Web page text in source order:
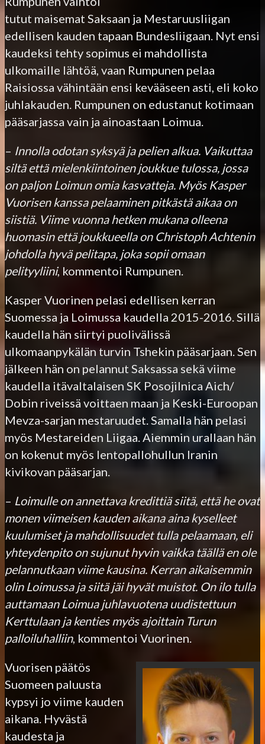
tutut maisemat Saksaan ja Mestaruusliigan
edellisen kauden tapaan Bundesliigaan. Nyt ensi
kaudeksi tehty sopimus ei mahdollista
ulkomaille lähtöä, vaan Rumpunen pelaa
Raisiossa vähintään ensi kevääseen asti, eli koko
juhlakauden. Rumpunen on edustanut kotimaan
pääsarjassa vain ja ainoastaan Loimua.
– Innolla odotan syksyä ja pelien alkua. Vaikuttaa
siltä että mielenkiintoinen joukkue tulossa, jossa
on paljon Loimun omia kasvatteja. Myös Kasper
Vuorisen kanssa pelaaminen pitkästä aikaa on
siistiä. Viime vuonna hetken mukana olleena
huomasin että joukkueella on Christoph Achtenin
johdolla hyvä pelitapa, joka sopii omaan
pelityyliini, kommentoi Rumpunen.
Kasper Vuorinen pelasi edellisen kerran
Suomessa ja Loimussa kaudella 2015-2016. Sillä
kaudella hän siirtyi puolivälissä
ulkomaanpykälän turvin Tshekin pääsarjaan. Sen
jälkeen hän on pelannut Saksassa sekä viime
kaudella itävaltalaisen SK Posojilnica Aich/
Dobin riveissä voittaen maan ja Keski-Euroopan
Mevza-sarjan mestaruudet. Samalla hän pelasi
myös Mestareiden Liigaa. Aiemmin urallaan hän
on kokenut myös lentopallohullun Iranin
kivikovan pääsarjan.
– Loimulle on annettava kredittiä siitä, että he ovat
monen viimeisen kauden aikana aina kyselleet
kuulumiset ja mahdollisuudet tulla pelaamaan, eli
yhteydenpito on sujunut hyvin vaikka täällä en ole
pelannutkaan viime kausina. Kerran aikaisemmin
olin Loimussa ja siitä jäi hyvät muistot. On ilo tulla
auttamaan Loimua juhlavuotena uudistettuun
Kerttulaan ja kenties myös ajoittain Turun
palloiluhalliin, kommentoi Vuorinen.
Vuorisen päätös
Suomeen paluusta
kypsyi jo viime kauden
aikana. Hyvästä
kaudesta ja